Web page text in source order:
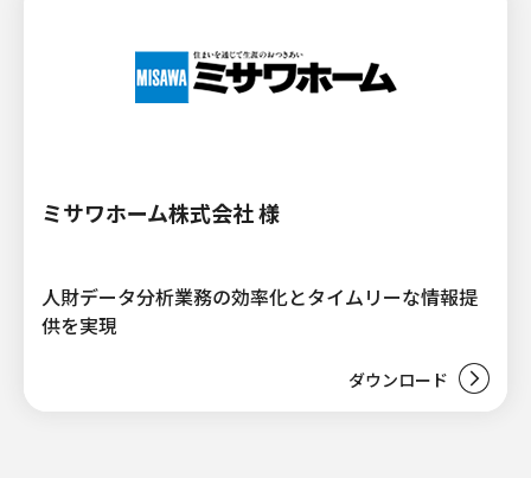
ミサワホーム株式会社 様
人財データ分析業務の効率化とタイムリーな情報提
供を実現
ダウンロード